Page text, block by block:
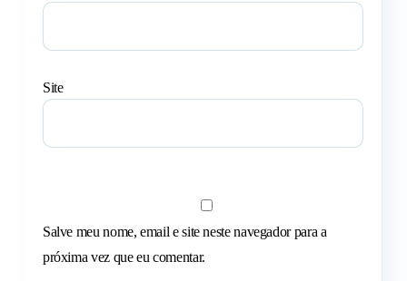
Site
Salve meu nome, email e site neste navegador para a
próxima vez que eu comentar.